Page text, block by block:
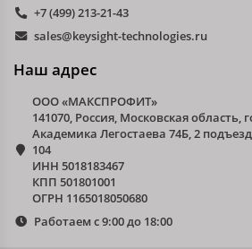
+7 (499) 213-21-43
sales@keysight-technologies.ru
Наш адрес
ООО «МАКСПРОФИТ»
141070, Россия, Московская область,
Академика Легостаева 74Б, 2
104
ИНН 5018183467
КПП 501801001
ОГРН 1165018050680
Работаем с 9:00 до 18:00